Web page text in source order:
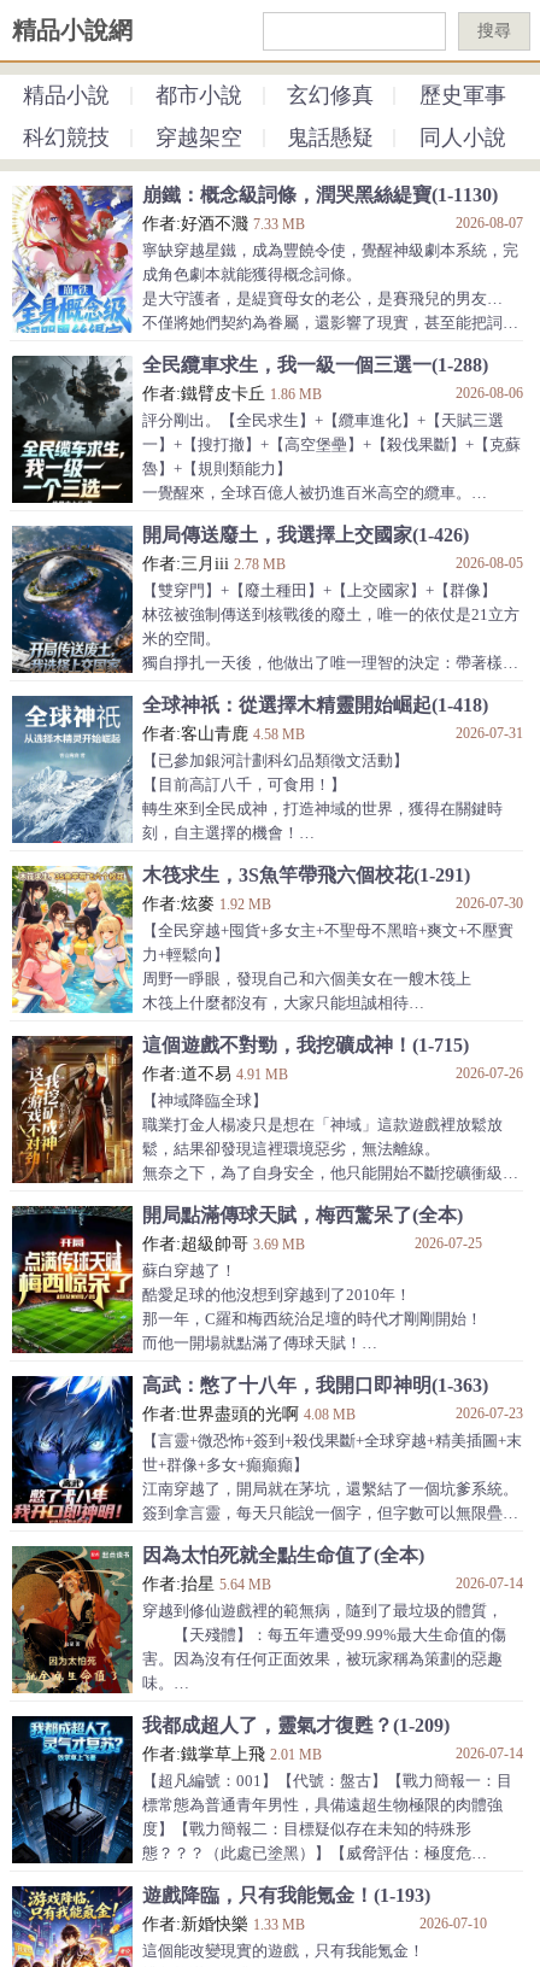
精品小說網 搜尋
精品小說 都市小說 玄幻修真
歷史軍事
科幻競技
穿越架空 鬼話懸疑 同人小說
崩鐵：概念級詞條，潤哭黑絲緹寶(1-1130)
作者:好酒不濺 7.33 MB 2026-08-07
寧缺穿越星鐵，成為豐饒令使，覺醒神級劇本系統，完
成角色劇本就能獲得概念詞條。
是大守護者，是緹寶母女的老公，是賽飛兒的男友…
不僅將她們契約為眷屬，還影響了現實，甚至能把詞條
「卸甲」：解除目標的所有裝備。
「必中」：你發射的物體必定能擊中目標。
「先手權」：百分百獲得先手權。
「BGM」：在BGM裡，你不會被打敗。
「太太，你也不想…」：被擊破弱點的目標必會妥協。
阿格萊雅：親愛的，借我十個詞條，我要打令使！
黑塔：神射手？我隔著十光年啊！
全民纜車求生，我一級一個三選一(1-288)
作者:鐵臂皮卡丘 1.86 MB 2026-08-06
評分剛出。【全民求生】+【纜車進化】+【天賦三選
一】+【搜打撤】+【高空堡壘】+【殺伐果斷】+【克蘇
魯】+【規則類能力】
一覺醒來，全球百億人被扔進百米高空的纜車。
纜車勻速前行，每天一次降落機會，在降落點搜尋物
資，然後找到撤退點撤離。
別人開局F級天賦，蘇牧開局覺醒唯一天賦——【一級
一個三選一】！
【選項一（資訊類）：每天隨機獲得一個情報。】
【選項二（個人類）：普攻攻擊額外增加1次傷害，附
【選項三（建築類）：打造建築、裝備等物品時，無視
冷卻。
開局傳送廢土，我選擇上交國家(1-426)
作者:三月iii 2.78 MB 2026-08-05
【雙穿門】+【廢土種田】+【上交國家】+【群像】
林弦被強制傳送到核戰後的廢土，唯一的依仗是21立方
米的空間。
獨自掙扎一天後，他做出了唯一理智的決定：帶著樣
“我有涉及國家安全的情報，請求上交！”
當神秘的異界樣本、變種人的恐怖影像擺在高層面前，
整個國家的力量被悄然啟動。
一支支頂尖團隊被秘密徵召，代號“盤古”。
下一次傳送，林弦身後不再是廢墟，而是整裝待發、代
表一個文明意志的——國家隊！
全球神祇：從選擇木精靈開始崛起(1-418)
作者:客山青鹿 4.58 MB 2026-07-31
【已參加銀河計劃科幻品類徵文活動】
【目前高訂八千，可食用！】
轉生來到全民成神，打造神域的世界，獲得在關鍵時
刻，自主選擇的機會！
初始神域地形！
【選擇一】：加大陸地面積。極大機率初始眷族誕生為
陸地種族，中等機率誕生鐵礦資源，小機率誕生魔法資
源！
【選擇二】：加大海洋麵積。極大機率初始眷族誕生為
海洋種族，中等機率誕生植物資源，小機率誕生魔法資
【選擇三】：放任不管。任由神域演化，一切結果隨
機。
張譯確認選擇一，初始神域為陸地，緊接著，第二
木筏求生，3S魚竿帶飛六個校花(1-291)
作者:炫麥 1.92 MB 2026-07-30
【全民穿越+囤貨+多女主+不聖母不黑暗+爽文+不壓實
力+輕鬆向】
周野一睜眼，發現自己和六個美女在一艘木筏上
木筏上什麼都沒有，大家只能坦誠相待
周野靠著3S魚竿瘋狂囤貨，垂釣還能加強身體
在別人還在為了淡水和食物搶破頭時，周野已經和美女
們在自己的海上堡壘喝著酒，吃著火鍋，過著沒羞沒躁
的生活
【書評寶子們提到的毒點，作者已經做了修改重置，放
心觀看】
這個遊戲不對勁，我挖礦成神！(1-715)
作者:道不易 4.91 MB 2026-07-26
【神域降臨全球】
職業打金人楊凌只是想在「神域」這款遊戲裡放鬆放
鬆，結果卻發現這裡環境惡劣，無法離線。
無奈之下，為了自身安全，他只能開始不斷挖礦衝級加
開局點滿傳球天賦，梅西驚呆了(全本)
作者:超級帥哥 3.69 MB 2026-07-25
蘇白穿越了！
酷愛足球的他沒想到穿越到了2010年！
那一年，C羅和梅西統治足壇的時代才剛剛開始！
而他一開場就點滿了傳球天賦！
梅西看著場上瘋狂的蘇白瞪大了雙眼！
他被驚呆了！
這世界居然還有如此美輪美奐的傳球?
從德甲出道的蘇白，成為了全世界最火的新星！
豪門瘋了一樣的追求蘇白.........
高武：憋了十八年，我開口即神明(1-363)
作者:世界盡頭的光啊 4.08 MB 2026-07-23
【言靈+微恐怖+簽到+殺伐果斷+全球穿越+精美插圖+末
世+群像+多女+癲癲癲】
江南穿越了，開局就在茅坑，還繫結了一個坑爹系統。
簽到拿言靈，每天只能說一個字，但字數可以無限疊
為了攢一波大的，江南硬生生裝了十八年的啞巴。
福利院把他當殘障，老師把他當特殊關愛物件。
為尋找系統指定的言靈簽到點，他報名學校泰山之行，
卻在大巴上遭遇驚天變故。
藍星意志啟動緊急預案，全人類被強制傳送至危機四伏
的荒蠻界。
待！
既然藍星無簽到點，那這荒蠻界，是
因為太怕死就全點生命值了(全本)
作者:抬星 5.64 MB 2026-07-14
穿越到修仙遊戲裡的範無病，隨到了最垃圾的體質，
【天殘體】：每五年遭受99.99%最大生命值的傷
害。因為沒有任何正面效果，被玩家稱為策劃的惡趣
味。
狂搜羅一切跟加血相關的道具，全點生命值，發誓不把
紅色的血條點成黑色，絕不出山！
多年後，
差點團滅名門正派的大魔頭對戰血牛範無病，把刀
都砍斷了，發現自己砍的還沒他回的多；
大限將至的師父面對徒兒範無病送來的最上乘精
卻看到徒兒齜牙咧嘴地說，
我都成超人了，靈氣才復甦？(1-209)
作者:鐵掌草上飛 2.01 MB 2026-07-14
【超凡編號：001】【代號：盤古】【戰力簡報一：目
標常態為普通青年男性，具備遠超生物極限的肉體強
度】【戰力簡報二：目標疑似存在未知的特殊形
態？？？（此處已塗黑）】【威脅評估：極度危
極限無法推測，任意熱武器（包括核武器）皆無法造成
有效傷害】【建議：維持靜默觀察，任何未經授權的主
動接觸行為，都將引發嚴重後果】
遊戲降臨，只有我能氪金！(1-193)
作者:新婚快樂 1.33 MB 2026-07-10
這個能改變現實的遊戲，只有我能氪金！